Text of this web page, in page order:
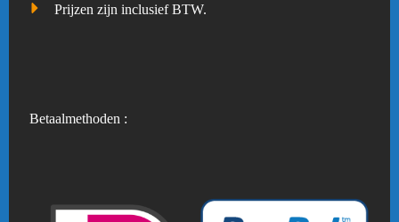
Prijzen zijn inclusief BTW.
Betaalmethoden :